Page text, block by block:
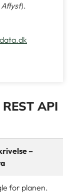
Aflyst).
API
–
for planen.